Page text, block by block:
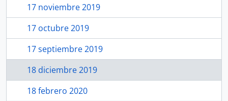
17 noviembre 2019
17 octubre 2019
17 septiembre 2019
18 diciembre 2019
18 febrero 2020